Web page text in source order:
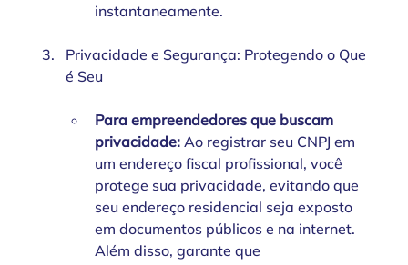
instantaneamente.
Privacidade e Segurança: Protegendo o Que
é Seu
Para empreendedores que buscam
privacidade: Ao registrar seu CNPJ em
um endereço fiscal profissional, você
protege sua privacidade, evitando que
seu endereço residencial seja exposto
em documentos públicos e na internet.
Além disso, garante que